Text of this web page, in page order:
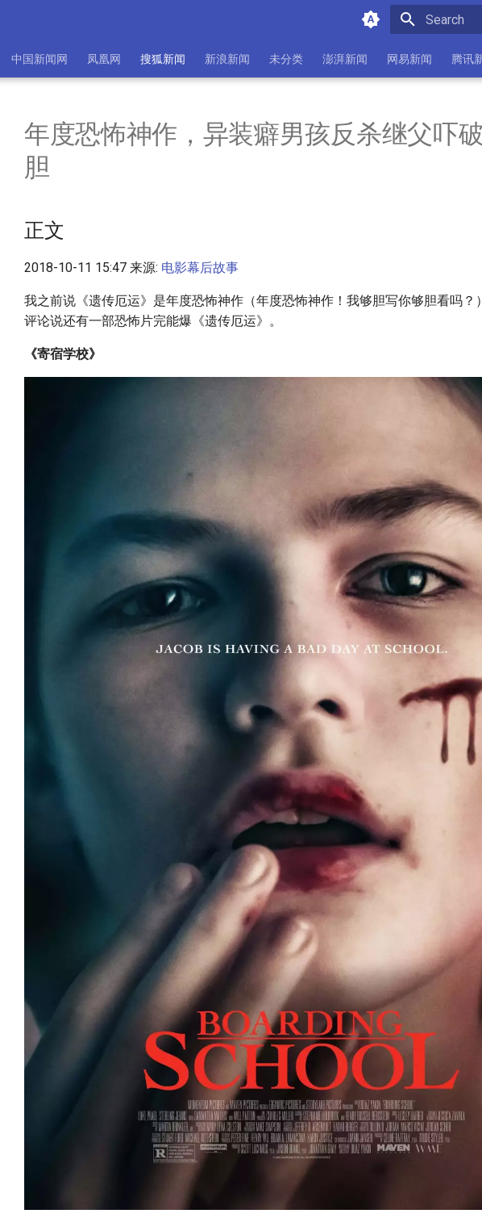
中国新闻网 凤凰网 搜狐新闻 新浪新闻 未分类 澎湃新闻 网易新闻 腾讯
年度恐怖神作，异装癖男孩反杀继父吓
胆
正文
2018-10-11 15:47 来源: 电影幕后故事
我之前说《遗传厄运》是年度恐怖神作（年度恐怖神作！我够胆写你够胆看吗？
评论说还有一部恐怖片完能爆《遗传厄运》。
《寄宿学校》